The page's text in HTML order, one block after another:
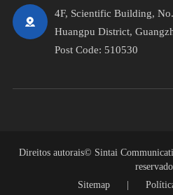
4F, Scientific Building,
Huangpu District,
Post Code: 510530
Direitos autorais© Sintai
Sitemap